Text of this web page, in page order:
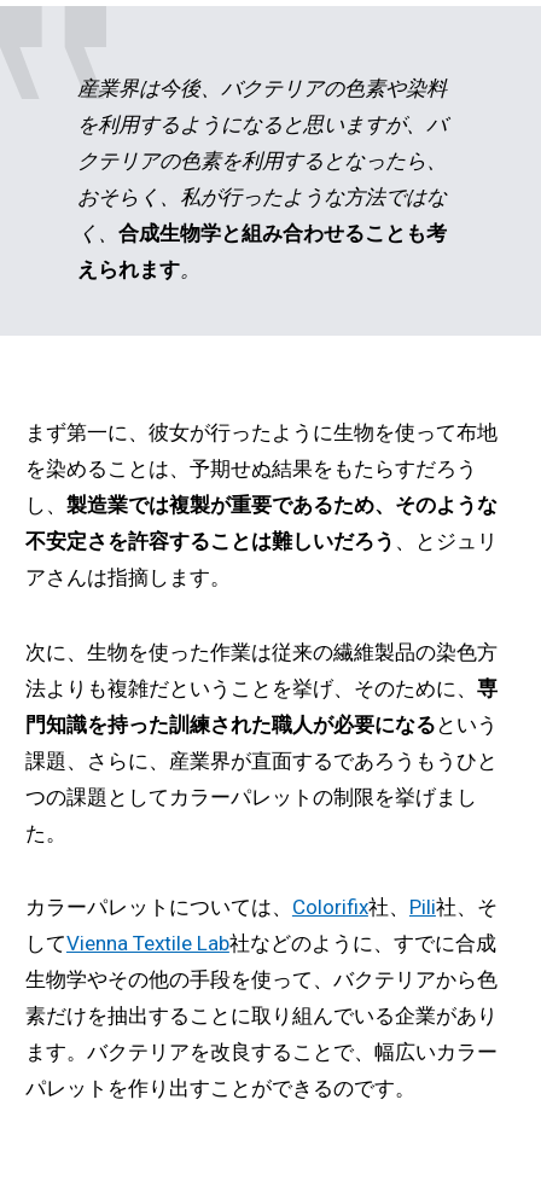
産業界は今後、バクテリアの色素や染料
を利用するようになると思いますが、バ
クテリアの色素を利用するとなったら、
おそらく、私が行ったような方法ではな
く、合成生物学と組み合わせることも考
えられます。
まず第一に、彼女が行ったように生物を使って布地
を染めることは、予期せぬ結果をもたらすだろう
し、 製造業では複製が重要であるため、そのような
不安定さを許容することは難しいだろう 、とジュリ
アさんは指摘します。
次に、生物を使った作業は従来の繊維製品の染色方
法よりも複雑だということを挙げ、そのために、 専
門知識を持った訓練された職人が必要になる という
課題、さらに、産業界が直面するであろうもうひと
つの課題としてカラーパレットの制限を挙げまし
た。
カラーパレットについては、 Colorifix社、 Pili社、そ
してVienna Textile Lab社などのように、すでに合成
生物学やその他の手段を使って、バクテリアから色
素だけを抽出することに取り組んでいる企業があり
ます。バクテリアを改良することで、幅広いカラー
パレットを作り出すことができるのです。